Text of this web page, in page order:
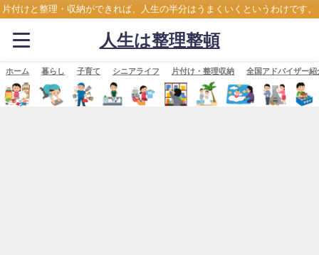
片付けと整理・収納ができれば、人生の半分はうまくいくというわけです。
人生は整理整頓
ホーム 暮らし 子育て シニアライフ 片付け・整理収納 全国アドバイザー紹